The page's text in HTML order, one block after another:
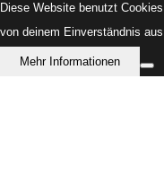
Diese Website benutzt
von deinem Einverständnis
Mehr Informationen